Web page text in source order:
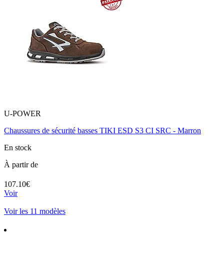
U-POWER
Chaussures de sécurité basses TIKI ESD S3 CI SRC - Marron
En stock
À partir de
107.10€
Voir
Voir les 11 modèles